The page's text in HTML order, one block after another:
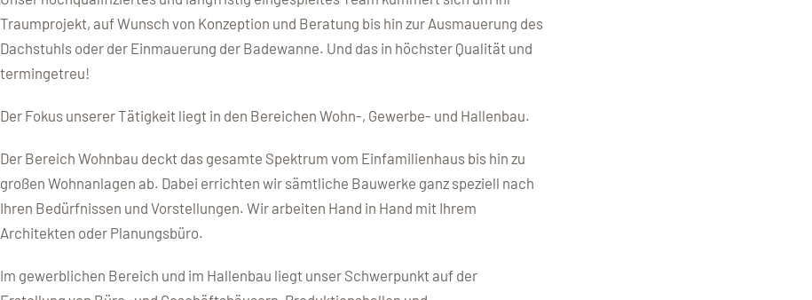
Traumprojekt, auf Wunsch von Konzeption und Beratung bis hin zur Ausmauerung des
Dachstuhls oder der Einmauerung der Badewanne. Und das in höchster Qualität und
termingetreu!
Der Fokus unserer Tätigkeit liegt in den Bereichen Wohn-, Gewerbe- und Hallenbau.
Der Bereich Wohnbau deckt das gesamte Spektrum vom Einfamilienhaus bis hin zu
großen Wohnanlagen ab. Dabei errichten wir sämtliche Bauwerke ganz speziell nach
Ihren Bedürfnissen und Vorstellungen. Wir arbeiten Hand in Hand mit Ihrem
Architekten oder Planungsbüro.
Im gewerblichen Bereich und im Hallenbau liegt unser Schwerpunkt auf der